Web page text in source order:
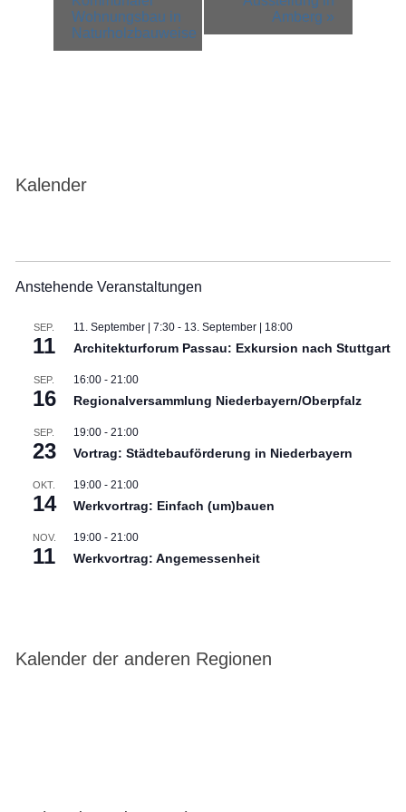
Wohnungsbau in
Naturholzbauweise
Amberg »
Kalender
Anstehende Veranstaltungen
SEP.
11
11. September | 7:30- 13. September | 18:00
Architekturforum Passau: Exkursion nach Stuttgart
SEP.
16
16:00- 21:00
Regionalversammlung Niederbayern/Oberpfalz
SEP.
23
19:00- 21:00
Vortrag: Städtebauförderung in Niederbayern
OKT.
14
19:00- 21:00
Werkvortrag: Einfach (um)bauen
NOV.
11
19:00- 21:00
Werkvortrag: Angemessenheit
Kalender der anderen Regionen